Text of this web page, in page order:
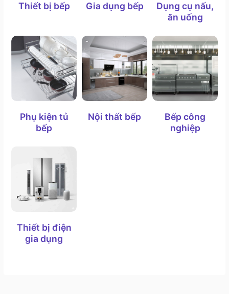
Thiết bị bếp Gia dụng bếp
Dụng cụ nấu,
ăn uống
Phụ kiện tủ
bếp
Nội thất bếp
Bếp công
nghiệp
Thiết bị điện
gia dụng